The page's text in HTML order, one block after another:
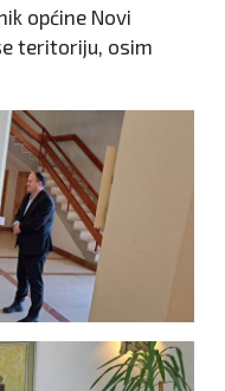
općine Novi
teritoriju, osim